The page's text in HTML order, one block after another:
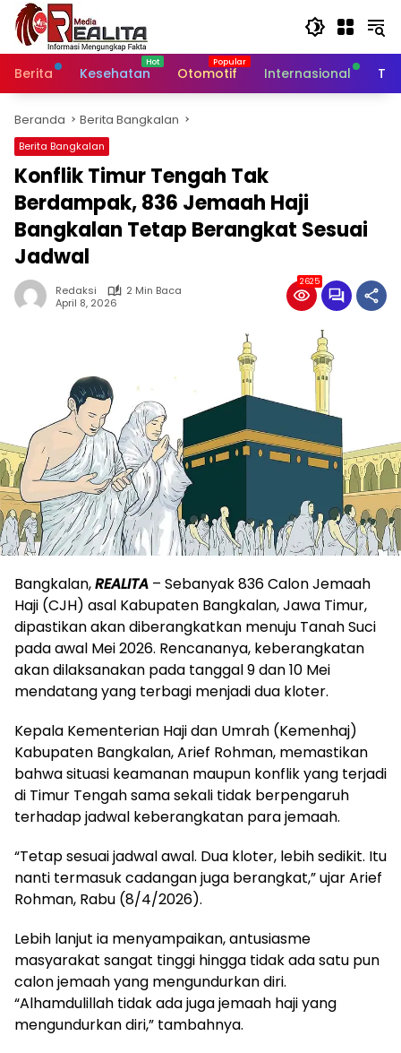
Langsung
konten
Berita
Kesehatan Otomotif Internasional
Beranda Berita Bangkalan
Berita Bangkalan
Konflik Timur Tengah Tak
Berdampak, 836 Jemaah Haji
Bangkalan Tetap Berangkat Sesuai
Jadwal
Redaksi
2 Min Baca
April 8, 2026
2625
Bangkalan,REALITA – Sebanyak 836 Calon Jemaah
Haji (CJH) asal Kabupaten Bangkalan, Jawa Timur,
dipastikan akan diberangkatkan menuju Tanah Suci
pada awal Mei 2026. Rencananya, keberangkatan
akan dilaksanakan pada tanggal 9 dan 10 Mei
mendatang yang terbagi menjadi dua kloter.
Kepala Kementerian Haji dan Umrah (Kemenhaj)
Kabupaten Bangkalan, Arief Rohman, memastikan
bahwa situasi keamanan maupun konflik yang terjadi
di Timur Tengah sama sekali tidak berpengaruh
terhadap jadwal keberangkatan para jemaah.
“Tetap sesuai jadwal awal. Dua kloter, lebih sedikit. Itu
nanti termasuk cadangan juga berangkat,” ujar Arief
Rohman, Rabu (8/4/2026).
Lebih lanjut ia menyampaikan, antusiasme
masyarakat sangat tinggi hingga tidak ada satu pun
calon jemaah yang mengundurkan diri.
“Alhamdulillah tidak ada juga jemaah haji yang
mengundurkan diri,” tambahnya.